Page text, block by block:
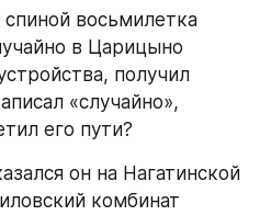
восьмилетка
в Царицыно
получил
«случайно»,
его пути?
он на Нагатинской
комбинат